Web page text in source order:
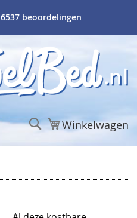
beoordelingen
Winkelwagen
Zoek